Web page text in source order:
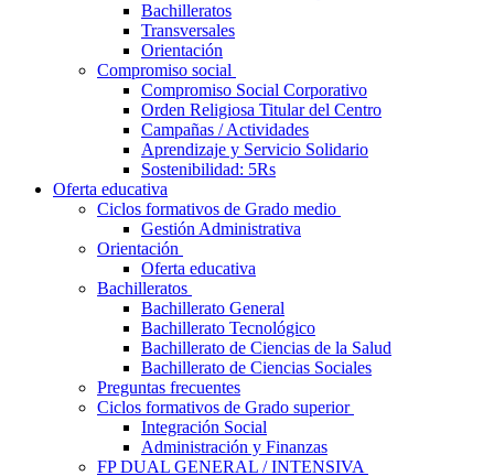
Bachilleratos
Transversales
Orientación
Compromiso social
Compromiso Social Corporativo
Orden Religiosa Titular del Centro
Campañas / Actividades
Aprendizaje y Servicio Solidario
Sostenibilidad: 5Rs
Oferta educativa
Ciclos formativos de Grado medio
Gestión Administrativa
Orientación
Oferta educativa
Bachilleratos
Bachillerato General
Bachillerato Tecnológico
Bachillerato de Ciencias de la Salud
Bachillerato de Ciencias Sociales
Preguntas frecuentes
Ciclos formativos de Grado superior
Integración Social
Administración y Finanzas
FP DUAL GENERAL / INTENSIVA